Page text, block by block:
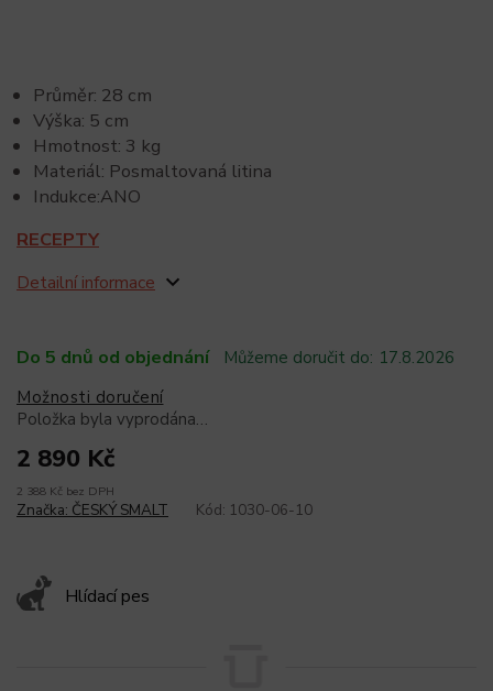
2 890 Kč
2 388 Kč bez DPH
Do 5 dnů od objednání Můžeme doručit do: 17.8.2026
Možnosti doručení
Položka byla vyprodána…
Průměr: 28 cm
Výška: 5 cm
Hmotnost: 3 kg
Materiál: Posmaltovaná litina
Indukce:ANO
RECEPTY
Detailní informace
Hlídací pes
Značka: ČESKÝ SMALT Kód: 1030-06-10